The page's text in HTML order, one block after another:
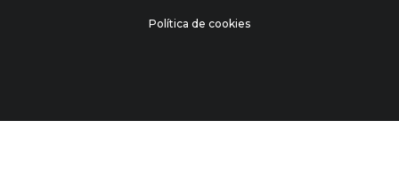
Política de cookies